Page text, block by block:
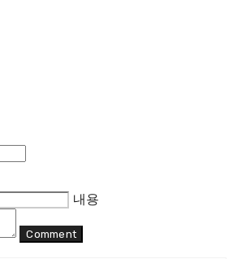
내용
Comment